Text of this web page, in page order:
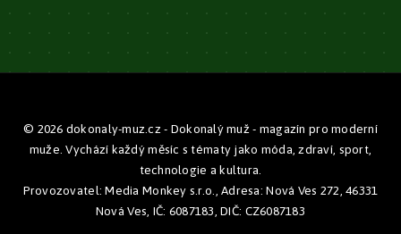
© 2026 dokonaly-muz.cz - Dokonalý muž - magazín pro moderní
muže. Vychází každý měsíc s tématy jako móda, zdraví, sport,
technologie a kultura.
Provozovatel: Media Monkey s.r.o., Adresa: Nová Ves 272, 46331
Nová Ves, IČ: 6087183, DIČ: CZ6087183